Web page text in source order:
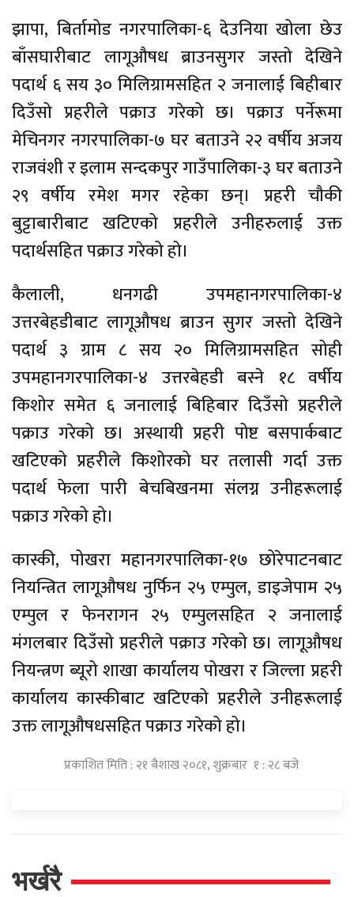
झापा, बिर्तामोड नगरपालिका-६ देउनिया खोला छेउ
बाँसघारीबाट लागूऔषध ब्राउनसुगर जस्तो देखिने
पदार्थ ६ सय ३० मिलिग्रामसहित २ जनालाई बिहीबार
दिउँसो प्रहरीले पक्राउ गरेको छ। पक्राउ पर्नेरूमा
मेचिनगर नगरपालिका-७ घर बताउने २२ वर्षीय अजय
राजवंशी र इलाम सन्दकपुर गाउँपालिका-३ घर बताउने
२९ वर्षीय रमेश मगर रहेका छन्। प्रहरी चौकी
बुट्टाबारीबाट खटिएको प्रहरीले उनीहरुलाई उक्त
पदार्थसहित पक्राउ गरेको हो।
कैलाली, धनगढी उपमहानगरपालिका-४
उत्तरबेहडीबाट लागूऔषध ब्राउन सुगर जस्तो देखिने
पदार्थ ३ ग्राम ८ सय २० मिलिग्रामसहित सोही
उपमहानगरपालिका-४ उत्तरबेहडी बस्ने १८ वर्षीय
किशोर समेत ६ जनालाई बिहिबार दिउँसो प्रहरीले
पक्राउ गरेको छ। अस्थायी प्रहरी पोष्ट बसपार्कबाट
खटिएको प्रहरीले किशोरको घर तलासी गर्दा उक्त
पदार्थ फेला पारी बेचबिखनमा संलग्न उनीहरूलाई
पक्राउ गरेको हो।
कास्की, पोखरा महानगरपालिका-१७ छोरेपाटनबाट
नियन्त्रित लागूऔषध नुर्फिन २५ एम्पुल, डाइजेपाम २५
एम्पुल र फेनरागन २५ एम्पुलसहित २ जनालाई
मंगलबार दिउँसो प्रहरीले पक्राउ गरेको छ। लागूऔषध
नियन्त्रण ब्यूरो शाखा कार्यालय पोखरा र जिल्ला प्रहरी
कार्यालय कास्कीबाट खटिएको प्रहरीले उनीहरूलाई
उक्त लागूऔषधसहित पक्राउ गरेको हो।
प्रकाशित मिति : २१ बैशाख २०८१, शुक्रबार १ : २८ बजे
भर्खरै